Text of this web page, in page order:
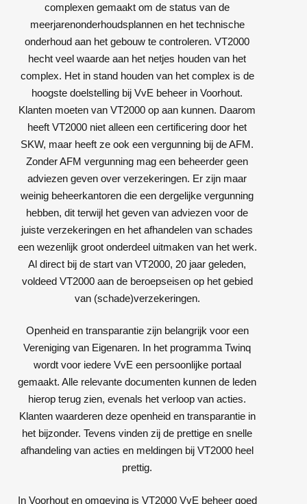
complexen gemaakt om de status van de
meerjarenonderhoudsplannen en het technische
onderhoud aan het gebouw te controleren. VT2000
hecht veel waarde aan het netjes houden van het
complex. Het in stand houden van het complex is de
hoogste doelstelling bij VvE beheer in Voorhout.
Klanten moeten van VT2000 op aan kunnen. Daarom
heeft VT2000 niet alleen een certificering door het
SKW, maar heeft ze ook een vergunning bij de AFM.
Zonder AFM vergunning mag een beheerder geen
adviezen geven over verzekeringen. Er zijn maar
weinig beheerkantoren die een dergelijke vergunning
hebben, dit terwijl het geven van adviezen voor de
juiste verzekeringen en het afhandelen van schades
een wezenlijk groot onderdeel uitmaken van het werk.
Al direct bij de start van VT2000, 20 jaar geleden,
voldeed VT2000 aan de beroepseisen op het gebied
van (schade)verzekeringen.
Openheid en transparantie zijn belangrijk voor een
Vereniging van Eigenaren. In het programma Twinq
wordt voor iedere VvE een persoonlijke portaal
gemaakt. Alle relevante documenten kunnen de leden
hierop terug zien, evenals het verloop van acties.
Klanten waarderen deze openheid en transparantie in
het bijzonder. Tevens vinden zij de prettige en snelle
afhandeling van acties en meldingen bij VT2000 heel
prettig.
In Voorhout en omgeving is VT2000 VvE beheer goed